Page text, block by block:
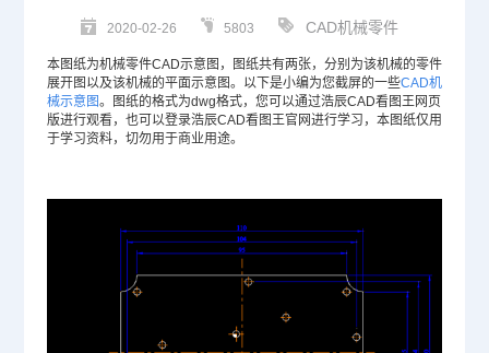
2020-02-26 5803 CAD机械零件
本图纸为机械零件CAD示意图，图纸共有两张，分别为该机械的零件
展开图以及该机械的平面示意图。以下是小编为您截屏的一些CAD机
械示意图。图纸的格式为dwg格式，您可以通过浩辰CAD看图王网页
版进行观看，也可以登录浩辰CAD看图王官网进行学习，本图纸仅用
于学习资料，切勿用于商业用途。